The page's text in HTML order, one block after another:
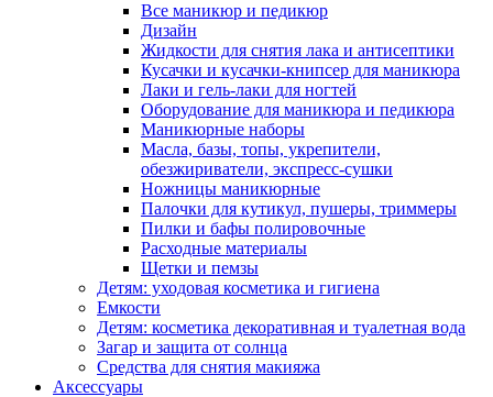
Все маникюр и педикюр
Дизайн
Жидкости для снятия лака и антисептики
Кусачки и кусачки-книпсер для маникюра
Лаки и гель-лаки для ногтей
Оборудование для маникюра и педикюра
Маникюрные наборы
Масла, базы, топы, укрепители,
обезжириватели, экспресс-сушки
Ножницы маникюрные
Палочки для кутикул, пушеры, триммеры
Пилки и бафы полировочные
Расходные материалы
Щетки и пемзы
Детям: уходовая косметика и гигиена
Емкости
Детям: косметика декоративная и туалетная вода
Загар и защита от солнца
Средства для снятия макияжа
Аксессуары